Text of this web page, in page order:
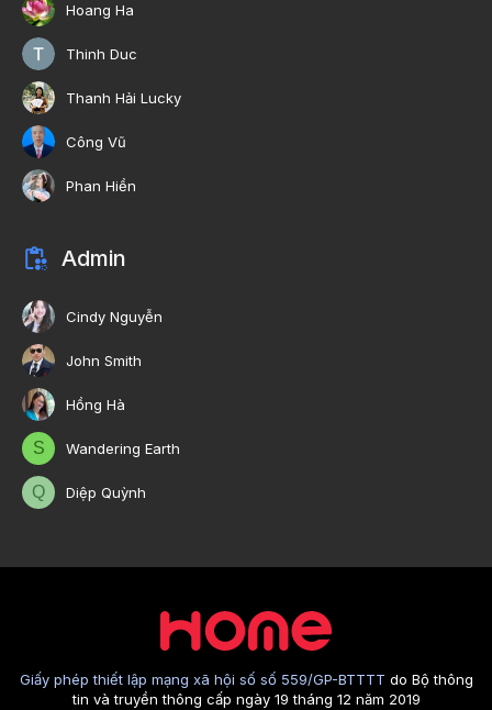
Hoang Ha
Thinh Duc
Thanh Hải Lucky
Công Vũ
Phan Hiền
Admin
Cindy Nguyễn
John Smith
Hồng Hà
S Wandering Earth
Q Diệp Quỳnh
Giấy phép thiết lập mạng xã hội số số 559/GP-BTTTT do Bộ thông
tin và truyền thông cấp ngày 19 tháng 12 năm 2019